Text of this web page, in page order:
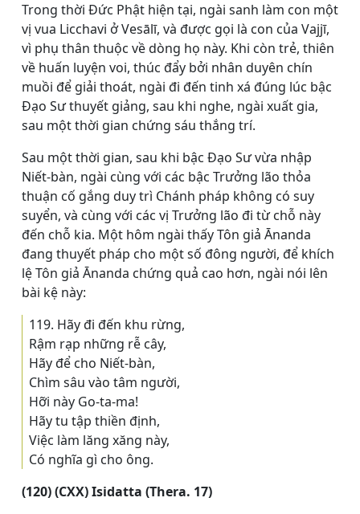
Trong thời Đức Phật hiện tại, ngài sanh làm con một
vị vua Licchavi ở Vesālī, và được gọi là con của Vajjī,
vì phụ thân thuộc về dòng họ này. Khi còn trẻ, thiên
về huấn luyện voi, thúc đẩy bởi nhân duyên chín
muồi để giải thoát, ngài đi đến tinh xá đúng lúc bậc
Ðạo Sư thuyết giảng, sau khi nghe, ngài xuất gia,
sau một thời gian chứng sáu thắng trí.
Sau một thời gian, sau khi bậc Ðạo Sư vừa nhập
Niết-bàn, ngài cùng với các bậc Trưởng lão thỏa
thuận cố gắng duy trì Chánh pháp không có suy
suyển, và cùng với các vị Trưởng lão đi từ chỗ này
đến chỗ kia. Một hôm ngài thấy Tôn giả Ānanda
đang thuyết pháp cho một số đông người, để khích
lệ Tôn giả Ānanda chứng quả cao hơn, ngài nói lên
bài kệ này:
119. Hãy đi đến khu rừng,
Rậm rạp những rễ cây,
Hãy để cho Niết-bàn,
Chìm sâu vào tâm người,
Hỡi này Go-ta-ma!
Hãy tu tập thiền định,
Việc làm lăng xăng này,
Có nghĩa gì cho ông.
(120) (CXX) Isidatta (Thera. 17)